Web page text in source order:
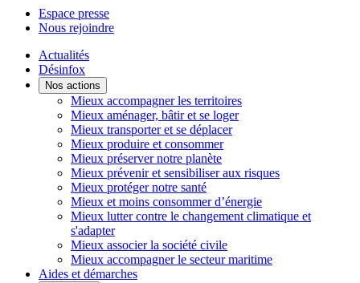
Espace presse
Nous rejoindre
Actualités
Désinfox
Nos actions
Mieux accompagner les territoires
Mieux aménager, bâtir et se loger
Mieux transporter et se déplacer
Mieux produire et consommer
Mieux préserver notre planète
Mieux prévenir et sensibiliser aux risques
Mieux protéger notre santé
Mieux et moins consommer d’énergie
Mieux lutter contre le changement climatique et
s'adapter
Mieux associer la société civile
Mieux accompagner le secteur maritime
Aides et démarches